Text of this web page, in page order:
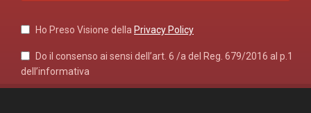
Ho Preso Visione della Privacy Policy
Do il consenso ai sensi dell’art. 6 /a del Reg. 679/2016 al p.1
dell’informativa